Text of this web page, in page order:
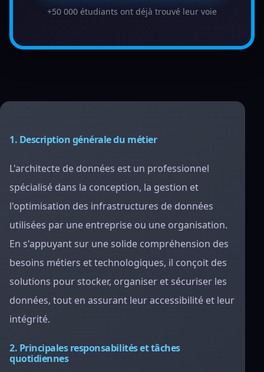
+50 000 étudiants ont déjà trouvé leur voie
1. Description générale du métier
L'architecte de données est un professionnel
spécialisé dans la conception, la gestion et
l'optimisation des infrastructures de données
utilisées par une entreprise ou une organisation.
En s'appuyant sur une solide compréhension des
besoins métiers et technologiques, il conçoit des
solutions pour stocker, organiser et sécuriser les
données, tout en assurant leur accessibilité et leur
intégrité.
2. Principales responsabilités et tâches
quotidiennes